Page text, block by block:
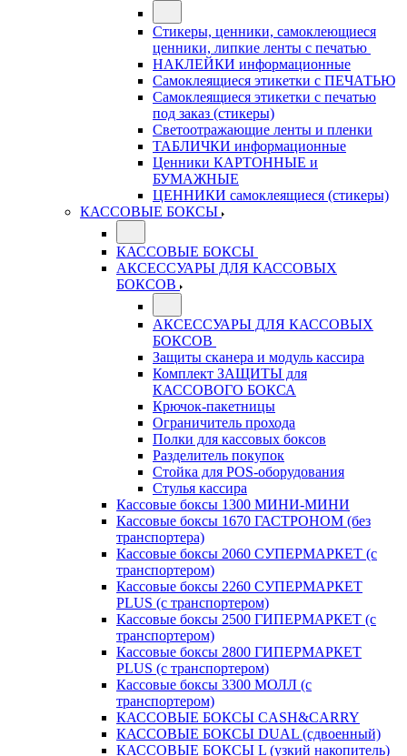
Стикеры, ценники, самоклеющиеся
ценники, липкие ленты с печатью
НАКЛЕЙКИ информационные
Самоклеящиеся этикетки с ПЕЧАТЬЮ
Самоклеящиеся этикетки с печатью
под заказ (стикеры)
Светоотражающие ленты и пленки
ТАБЛИЧКИ информационные
Ценники КАРТОННЫЕ и
БУМАЖНЫЕ
ЦЕННИКИ самоклеящиеся (стикеры)
КАССОВЫЕ БОКСЫ
КАССОВЫЕ БОКСЫ
АКСЕССУАРЫ ДЛЯ КАССОВЫХ
БОКСОВ
АКСЕССУАРЫ ДЛЯ КАССОВЫХ
БОКСОВ
Защиты сканера и модуль кассира
Комплект ЗАЩИТЫ для
КАССОВОГО БОКСА
Крючок-пакетницы
Ограничитель прохода
Полки для кассовых боксов
Разделитель покупок
Стойка для POS-оборудования
Стулья кассира
Кассовые боксы 1300 МИНИ-МИНИ
Кассовые боксы 1670 ГАСТРОНОМ (без
транспортера)
Кассовые боксы 2060 СУПЕРМАРКЕТ (с
транспортером)
Кассовые боксы 2260 СУПЕРМАРКЕТ
PLUS (с транспортером)
Кассовые боксы 2500 ГИПЕРМАРКЕТ (с
транспортером)
Кассовые боксы 2800 ГИПЕРМАРКЕТ
PLUS (с транспортером)
Кассовые боксы 3300 МОЛЛ (с
транспортером)
КАССОВЫЕ БОКСЫ CASH&CARRY
КАССОВЫЕ БОКСЫ DUAL (сдвоенный)
КАССОВЫЕ БОКСЫ L (узкий накопитель)